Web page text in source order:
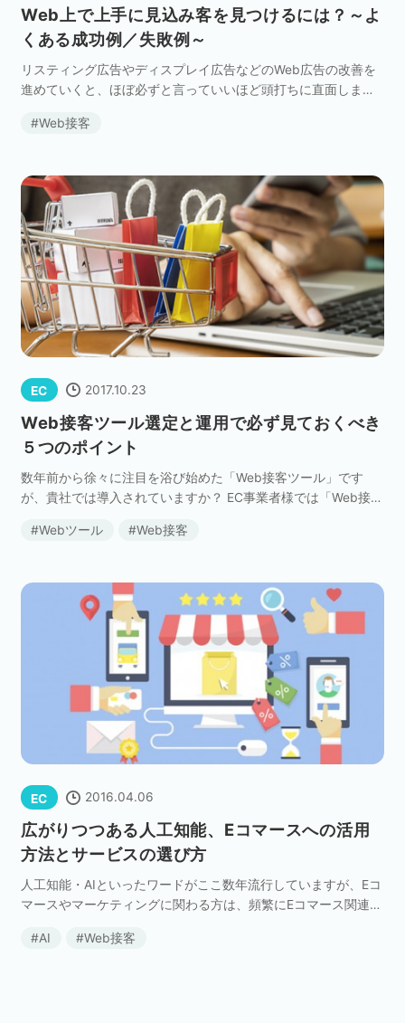
Web上で上手に見込み客を見つけるには？～よ
くある成功例／失敗例～
リスティング広告やディスプレイ広告などのWeb広告の改善を
進めていくと、ほぼ必ずと言っていいほど頭打ちに直面しま
いざ知らず、多くの企業が参入している昨今は、効果的な […]
Web接客
EC 2017.10.23
Web接客ツール選定と運用で必ず見ておくべき
５つのポイント
数年前から徐々に注目を浴び始めた「Web接客ツール」です
が、貴社では導入されていますか？ EC事業者様では「Web接客
すでに導入されその運用についてなど、悩まれてい […]
Webツール Web接客
EC 2016.04.06
広がりつつある人工知能、Eコマースへの活用
方法とサービスの選び方
人工知能・AIといったワードがここ数年流行していますが、Eコ
マースやマーケティングに関わる方は、頻繁にEコマース関連の
と思います。 この記事では最近広がりつつある […]
AI Web接客